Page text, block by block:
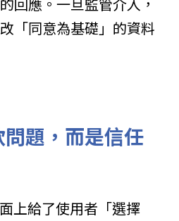
「同意為基礎」的資料
題，而是信任
上給了使用者「選擇